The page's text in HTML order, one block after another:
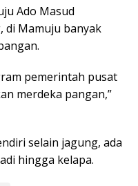
Ado Masud
di Mamuju banyak
pemerintah pusat
merdeka pangan,”
selain jagung, ada
hingga kelapa.